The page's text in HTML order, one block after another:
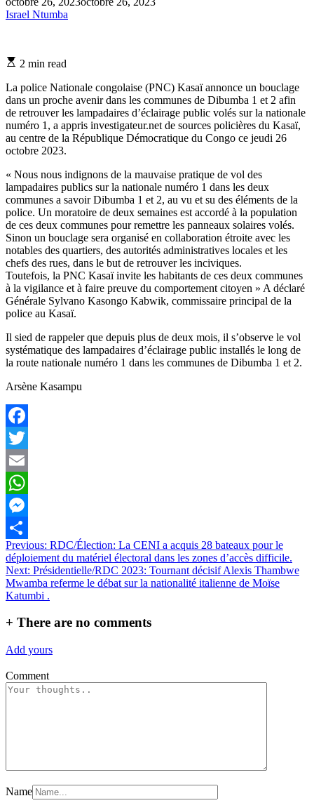
Israel Ntumba
Estimated
time
2 min read
La police Nationale congolaise (PNC) Kasaï annonce un bouclage
dans un proche avenir dans les communes de Dibumba 1 et 2 afin
de retrouver les lampadaires d’éclairage public volés sur la nationale
numéro 1, a appris investigateur.net de sources policières du Kasaï,
au centre de la République Démocratique du Congo ce jeudi 26
octobre 2023.
« Nous nous indignons de la mauvaise pratique de vol des
lampadaires publics sur la nationale numéro 1 dans les deux
communes a savoir Dibumba 1 et 2, au vu et su des éléments de la
police. Un moratoire de deux semaines est accordé à la population
de ces deux communes pour remettre les panneaux solaires volés.
Sinon un bouclage sera organisé en collaboration étroite avec les
notables des quartiers, des autorités administratives locales et les
chefs des rues, dans le but de retrouver les inciviques.
Toutefois, la PNC Kasaï invite les habitants de ces deux communes
à la vigilance et à faire preuve du comportement citoyen » A déclaré
Générale Sylvano Kasongo Kabwik, commissaire principal de la
police au Kasaï.
Il sied de rappeler que depuis plus de deux mois, il s’observe le vol
systématique des lampadaires d’éclairage public installés le long de
la route nationale numéro 1 dans les communes de Dibumba 1 et 2.
Arsène Kasampu
Facebook
Twitter
Email
WhatsApp
Messenger
Partager
Navigation
de
l’article
Previous: RDC/Élection: La CENI a acquis 28 bateaux pour le
déploiement du matériel électoral dans les zones d’accès difficile.
Next: Présidentielle/RDC 2023: Tournant décisif Alexis Thambwe
Mwamba referme le débat sur la nationalité italienne de Moïse
Katumbi .
+ There are no comments
Add yours
Comment
Name